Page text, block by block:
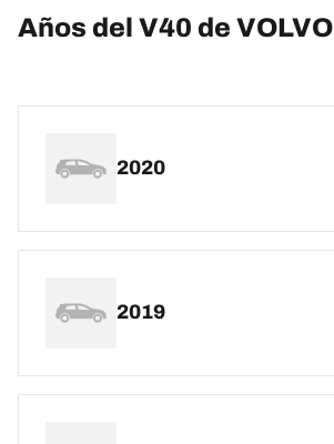
Años del V40 de VOLVO
2020
2019